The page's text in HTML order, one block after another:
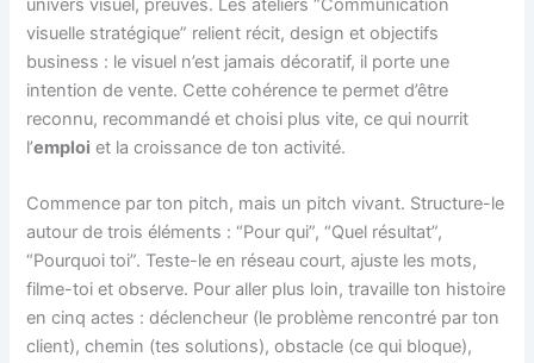
univers visuel, preuves. Les ateliers “Communication
visuelle stratégique” relient récit, design et objectifs
business : le visuel n’est jamais décoratif, il porte une
intention de vente. Cette cohérence te permet d’être
reconnu, recommandé et choisi plus vite, ce qui nourrit
l’emploi et la croissance de ton activité.
Commence par ton pitch, mais un pitch vivant. Structure-le
autour de trois éléments : “Pour qui”, “Quel résultat”,
“Pourquoi toi”. Teste-le en réseau court, ajuste les mots,
filme-toi et observe. Pour aller plus loin, travaille ton histoire
en cinq actes : déclencheur (le problème rencontré par ton
client), chemin (tes solutions), obstacle (ce qui bloque),